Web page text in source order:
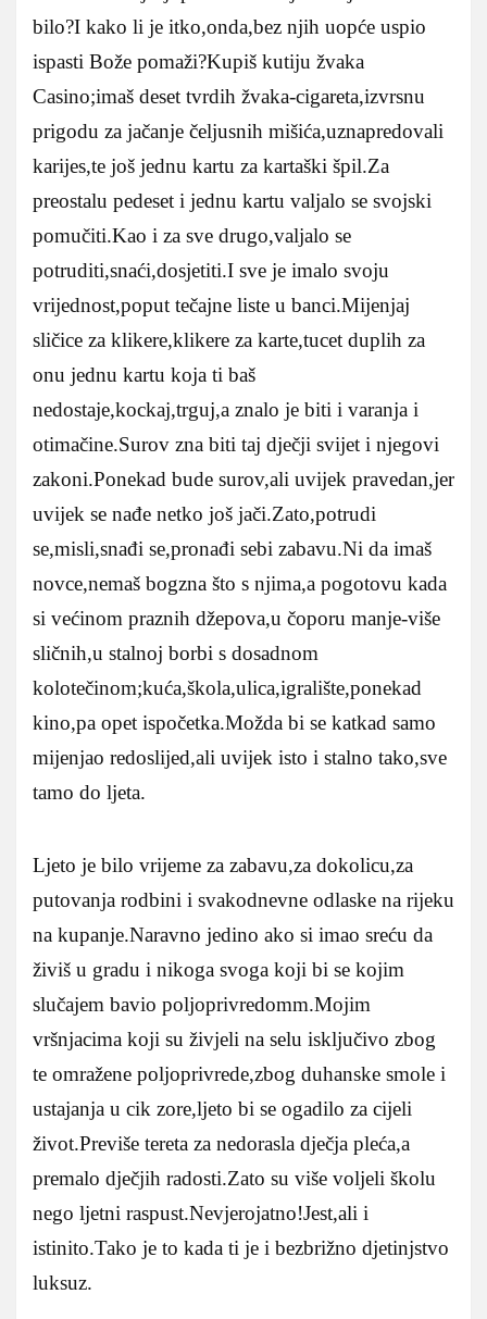
bilo?I kako li je itko,onda,bez njih uopće uspio
ispasti Bože pomaži?Kupiš kutiju žvaka
Casino;imaš deset tvrdih žvaka-cigareta,izvrsnu
prigodu za jačanje čeljusnih mišića,uznapredovali
karijes,te još jednu kartu za kartaški špil.Za
preostalu pedeset i jednu kartu valjalo se svojski
pomučiti.Kao i za sve drugo,valjalo se
potruditi,snaći,dosjetiti.I sve je imalo svoju
vrijednost,poput tečajne liste u banci.Mijenjaj
sličice za klikere,klikere za karte,tucet duplih za
onu jednu kartu koja ti baš
nedostaje,kockaj,trguj,a znalo je biti i varanja i
otimačine.Surov zna biti taj dječji svijet i njegovi
zakoni.Ponekad bude surov,ali uvijek pravedan,jer
uvijek se nađe netko još jači.Zato,potrudi
se,misli,snađi se,pronađi sebi zabavu.Ni da imaš
novce,nemaš bogzna što s njima,a pogotovu kada
si većinom praznih džepova,u čoporu manje-više
sličnih,u stalnoj borbi s dosadnom
kolotečinom;kuća,škola,ulica,igralište,ponekad
kino,pa opet ispočetka.Možda bi se katkad samo
mijenjao redoslijed,ali uvijek isto i stalno tako,sve
tamo do ljeta.
Ljeto je bilo vrijeme za zabavu,za dokolicu,za
putovanja rodbini i svakodnevne odlaske na rijeku
na kupanje.Naravno jedino ako si imao sreću da
živiš u gradu i nikoga svoga koji bi se kojim
slučajem bavio poljoprivredomm.Mojim
vršnjacima koji su živjeli na selu isključivo zbog
te omražene poljoprivrede,zbog duhanske smole i
ustajanja u cik zore,ljeto bi se ogadilo za cijeli
život.Previše tereta za nedorasla dječja pleća,a
premalo dječjih radosti.Zato su više voljeli školu
nego ljetni raspust.Nevjerojatno!Jest,ali i
istinito.Tako je to kada ti je i bezbrižno djetinjstvo
luksuz.